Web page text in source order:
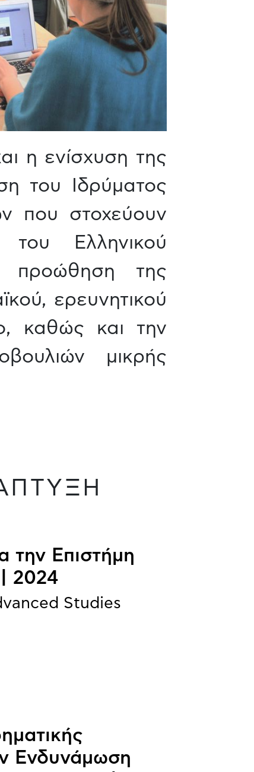
η ενίσχυση της
του Ιδρύματος
που στοχεύουν
Ελληνικού
προώθηση της
ερευνητικού
καθώς και την
μικρής
την Επιστήμη
| 2024
Studies
Ενδυνάμωση